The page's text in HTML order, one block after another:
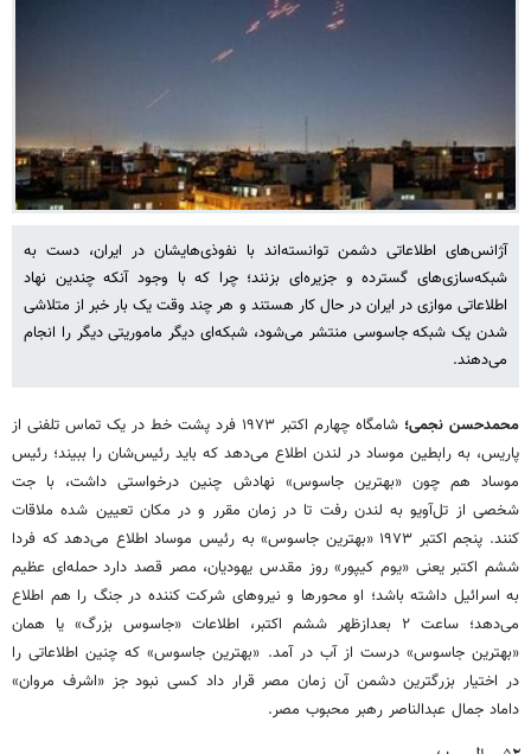
آژانس‌های اطلاعاتی دشمن توانسته‌اند با نفوذی‌هایشان در ایران، دست به
شبکه‌سازی‌های گسترده و جزیره‌ای بزنند؛ چرا که با وجود آنکه چندین نهاد
اطلاعاتی موازی در ایران در حال کار هستند و هر چند وقت یک بار خبر از متلاشی
شدن یک شبکه جاسوسی منتشر می‌شود، شبکه‌ای دیگر ماموریتی دیگر را انجام
می‌دهند.
محمدحسن نجمی؛
شامگاه چهارم اکتبر ۱۹۷۳ فرد پشت خط در یک تماس تلفنی از
پاریس، به رابطین موساد در لندن اطلاع می‌دهد که باید رئیس‌شان را ببیند؛ رئیس
موساد هم چون «بهترین جاسوس» نهادش چنین درخواستی داشت، با جت
شخصی از تل‌آویو به لندن رفت تا در زمان مقرر و در مکان تعیین شده ملاقات
کنند. پنجم اکتبر ۱۹۷۳ «بهترین جاسوس» به رئیس موساد اطلاع می‌دهد که فردا
ششم اکتبر یعنی «یوم کیپور» روز مقدس یهودیان، مصر قصد دارد حمله‌ای عظیم
به اسرائیل داشته باشد؛ او محورها و نیروهای شرکت کننده در جنگ را هم اطلاع
می‌دهد؛ ساعت ۲ بعدازظهر ششم اکتبر، اطلاعات «جاسوس بزرگ» یا همان
«بهترین جاسوس» درست از آب در آمد. «بهترین جاسوس» که چنین اطلاعاتی را
در اختیار بزرگترین دشمن آن زمان مصر قرار داد کسی نبود جز «اشرف مروان»
داماد جمال عبدالناصر رهبر محبوب مصر.